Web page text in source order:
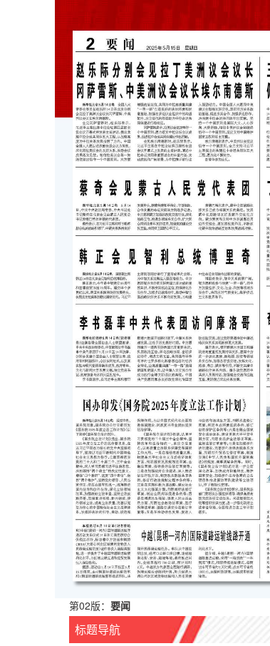
第02版： 要闻
标题导航